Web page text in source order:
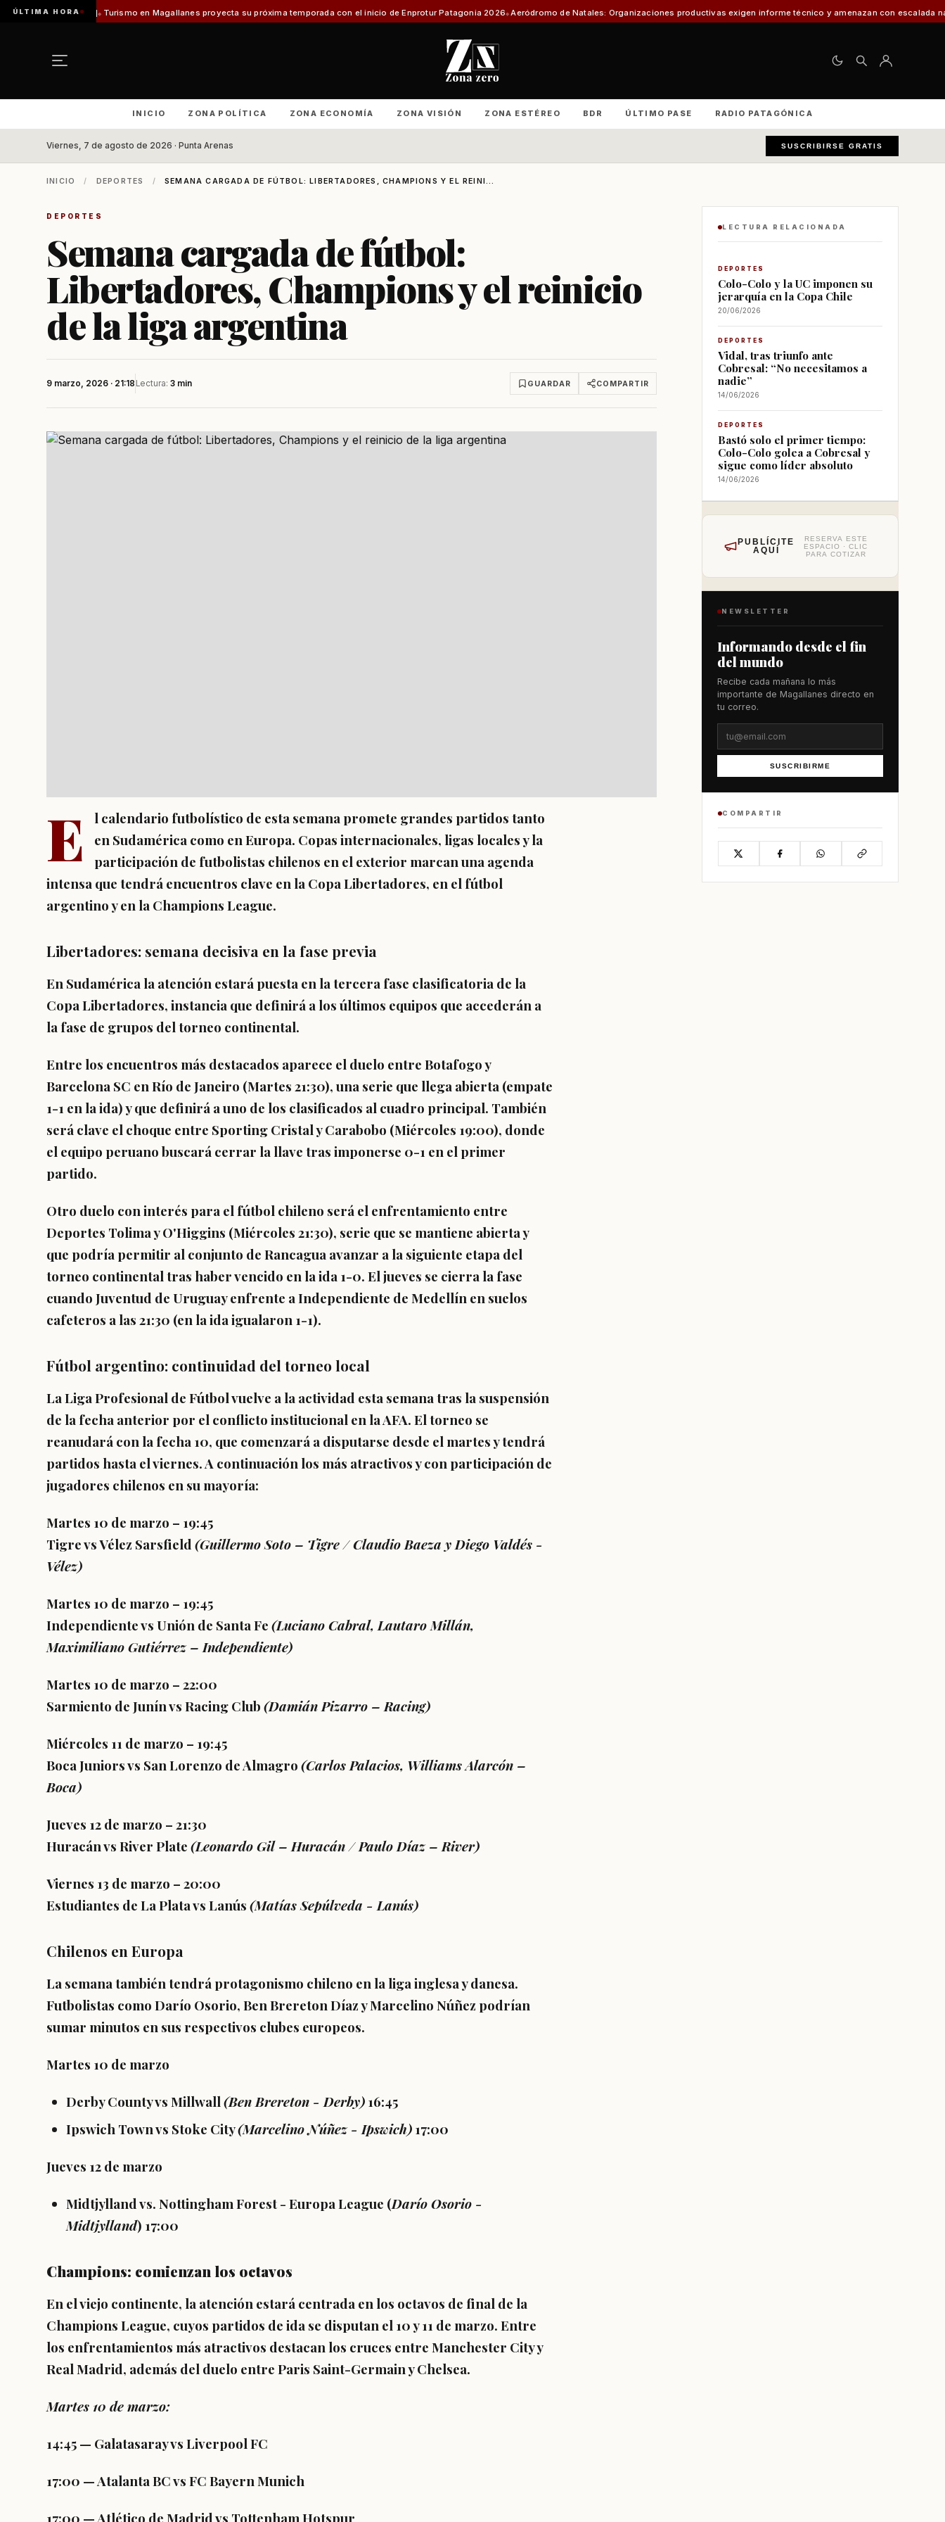
ÚLTIMA HORA
Turismo en Magallanes proyecta su próxima temporada con el inicio de Enprotur Patagonia 2026 Aeródromo de Natales: Organizaciones productivas exigen informe técnico y amenazan con escalada nacional El 30%
INICIO ZONA POLÍTICA ZONA ECONOMÍA ZONA VISIÓN ZONA ESTÉREO BDR ÚLTIMO PASE RADIO PATAGÓNICA
Viernes, 7 de agosto de 2026 · Punta Arenas SUSCRIBIRSE GRATIS
INICIO / DEPORTES / SEMANA CARGADA DE FÚTBOL: LIBERTADORES, CHAMPIONS Y EL REINI...
DEPORTES
Semana cargada de fútbol:
Libertadores, Champions y el reinicio
de la liga argentina
9 marzo, 2026 · 21:18 Lectura: 3 min GUARDAR COMPARTIR
E
l calendario futbolístico de esta semana promete grandes partidos tanto
en Sudamérica como en Europa. Copas internacionales, ligas locales y la
participación de futbolistas chilenos en el exterior marcan una agenda
intensa que tendrá encuentros clave en la Copa Libertadores, en el fútbol
argentino y en la Champions League.
Libertadores: semana decisiva en la fase previa
En Sudamérica la atención estará puesta en la tercera fase clasificatoria de la
Copa Libertadores, instancia que definirá a los últimos equipos que accederán a
la fase de grupos del torneo continental.
Entre los encuentros más destacados aparece el duelo entre Botafogo y
Barcelona SC en Río de Janeiro (Martes 21:30), una serie que llega abierta (empate
1-1 en la ida) y que definirá a uno de los clasificados al cuadro principal. También
será clave el choque entre Sporting Cristal y Carabobo (Miércoles 19:00), donde
el equipo peruano buscará cerrar la llave tras imponerse 0-1 en el primer
partido.
Otro duelo con interés para el fútbol chileno será el enfrentamiento entre
Deportes Tolima y O'Higgins (Miércoles 21:30), serie que se mantiene abierta y
que podría permitir al conjunto de Rancagua avanzar a la siguiente etapa del
torneo continental tras haber vencido en la ida 1-0. El jueves se cierra la fase
cuando Juventud de Uruguay enfrente a Independiente de Medellín en suelos
cafeteros a las 21:30 (en la ida igualaron 1-1).
Fútbol argentino: continuidad del torneo local
LaLiga Profesional de Fútbolvuelve a la actividad esta semana tras la suspensión
de la fecha anterior por el conflicto institucional en la AFA. El torneo se
reanudará con lafecha 10, que comenzará a disputarse desde el martes y tendrá
partidos hasta el viernes. A continuación los más atractivos y con participación de
jugadores chilenos en su mayoría:
Martes 10 de marzo – 19:45
Tigre vs Vélez Sarsfield (Guillermo Soto – Tigre/ Claudio Baeza y Diego Valdés -
Vélez)
Martes 10 de marzo – 19:45
Independiente vs Unión de Santa Fe (Luciano Cabral, Lautaro Millán,
Maximiliano Gutiérrez– Independiente)
Martes 10 de marzo – 22:00
Sarmiento de Junín vs Racing Club (Damián Pizarro –Racing)
Miércoles 11 de marzo – 19:45
Boca Juniors vs San Lorenzo de Almagro (Carlos Palacios, Williams Alarcón –
Boca)
Jueves 12 de marzo – 21:30
Huracán vs River Plate (Leonardo Gil – Huracán/ Paulo Díaz – River)
Viernes 13 de marzo – 20:00
Estudiantes de La Plata vs Lanús (Matías Sepúlveda - Lanús)
Chilenos en Europa
La semana también tendrá protagonismo chileno en la liga inglesa y danesa.
Futbolistas como Darío Osorio, Ben Brereton Díaz y Marcelino Núñez podrían
sumar minutos en sus respectivos clubes europeos.
Martes 10 de marzo
Derby County vs Millwall(Ben Brereton - Derby) 16:45
Ipswich Town vs Stoke City(Marcelino Núñez - Ipswich) 17:00
Jueves 12 de marzo
Midtjylland vs. Nottingham Forest - Europa League (Darío Osorio -
Midtjylland) 17:00
Champions: comienzan los octavos
En el viejo continente, la atención estará centrada en los octavos de final de la
Champions League, cuyos partidos de ida se disputan el 10 y 11 de marzo. Entre
los enfrentamientos más atractivos destacan los cruces entre Manchester City y
Real Madrid, además del duelo entre Paris Saint-Germain y Chelsea.
Martes 10 de marzo:
14:45 — Galatasaray vs Liverpool FC
17:00 — Atalanta BC vs FC Bayern Munich
17:00 — Atlético de Madrid vs Tottenham Hotspur
LECTURA RELACIONADA
DEPORTES
Colo-Colo y la UC imponen su
jerarquía en la Copa Chile
20/06/2026
DEPORTES
Vidal, tras triunfo ante
Cobresal: “No necesitamos a
nadie”
14/06/2026
DEPORTES
Bastó solo el primer tiempo:
Colo-Colo golea a Cobresal y
sigue como líder absoluto
14/06/2026
PUBLÍCITE
AQUÍ
RESERVA ESTE
ESPACIO · CLIC
PARA COTIZAR
NEWSLETTER
Informando desde el fin
del mundo
Recibe cada mañana lo más
importante de Magallanes directo en
tu correo.
SUSCRIBIRME
COMPARTIR